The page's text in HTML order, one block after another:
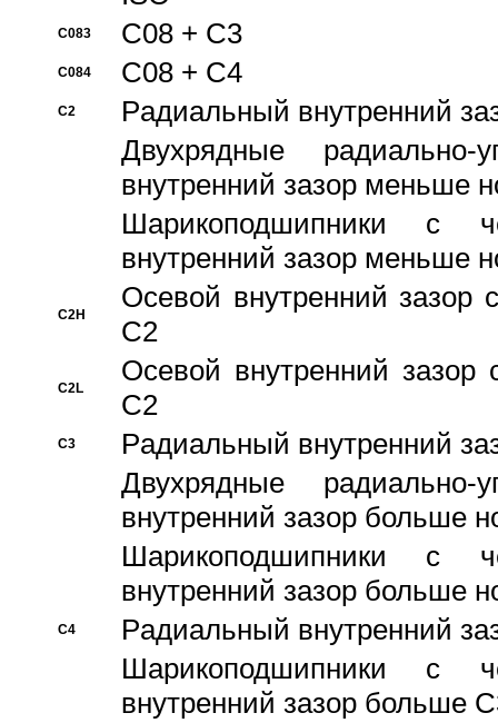
C083 C08 + C3
C084 C08 + C4
C2
Pадиальный внутренний
Двухрядные радиально-
внутренний зазор меньше
Шарикоподшипники с
внутренний зазор меньше
C2H
Осевой внутренний зазор
C2
C2L
Осевой внутренний зазор
C2
C3
Pадиальный внутренний
Двухрядные радиально-
внутренний зазор больше
Шарикоподшипники с
внутренний зазор больше
C4
Pадиальный внутренний
Шарикоподшипники с
внутренний зазор больше